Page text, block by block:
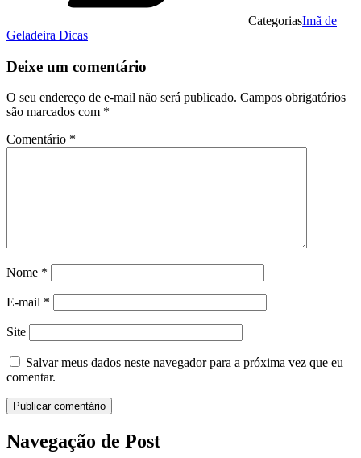
CategoriasImã de
Geladeira Dicas
Deixe um comentário
O seu endereço de e-mail não será publicado. Campos obrigatórios
são marcados com *
Comentário *
Nome *
E-mail *
Site
Salvar meus dados neste navegador para a próxima vez que eu
comentar.
Navegação de Post